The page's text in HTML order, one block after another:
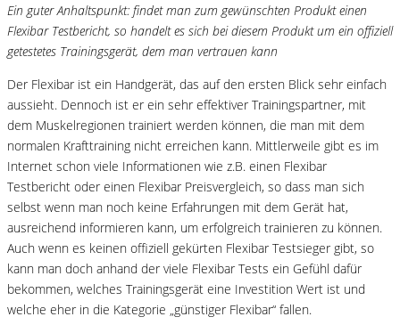
Ein guter Anhaltspunkt: findet man zum gewünschten Produkt einen
Flexibar Testbericht, so handelt es sich bei diesem Produkt um ein offiziell
getestetes Trainingsgerät, dem man vertrauen kann
Der Flexibar ist ein Handgerät, das auf den ersten Blick sehr einfach
aussieht. Dennoch ist er ein sehr effektiver Trainingspartner, mit
dem Muskelregionen trainiert werden können, die man mit dem
normalen Krafttraining nicht erreichen kann. Mittlerweile gibt es im
Internet schon viele Informationen wie z.B. einen Flexibar
Testbericht oder einen Flexibar Preisvergleich, so dass man sich
selbst wenn man noch keine Erfahrungen mit dem Gerät hat,
ausreichend informieren kann, um erfolgreich trainieren zu können.
Auch wenn es keinen offiziell gekürten Flexibar Testsieger gibt, so
kann man doch anhand der viele Flexibar Tests ein Gefühl dafür
bekommen, welches Trainingsgerät eine Investition Wert ist und
welche eher in die Kategorie „günstiger Flexibar“ fallen.